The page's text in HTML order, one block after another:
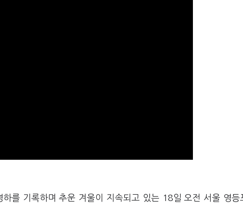
를 기록하며 추운 겨울이 지속되고 있는 18일 오전 서울 영등